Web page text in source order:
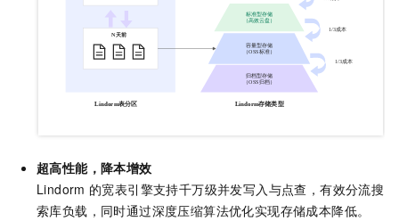
超高性能，降本增效
Lindorm 的宽表引擎支持千万级并发写入与点查，有效分流搜
索库负载，同时通过深度压缩算法优化实现存储成本降低。